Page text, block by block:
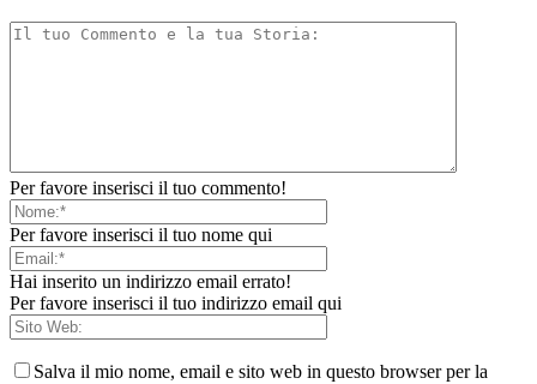
Per favore inserisci il tuo commento!
Per favore inserisci il tuo nome qui
Hai inserito un indirizzo email errato!
Per favore inserisci il tuo indirizzo email qui
Salva il mio nome, email e sito web in questo browser per la